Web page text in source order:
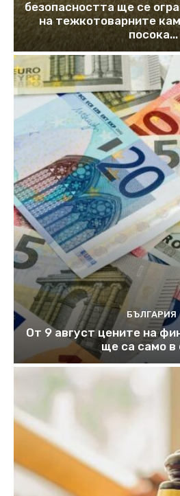
безопасността ще се
на тежкотоварните
посока...
БЪЛГАРИЯ
От 9 август цените на
ще са само в